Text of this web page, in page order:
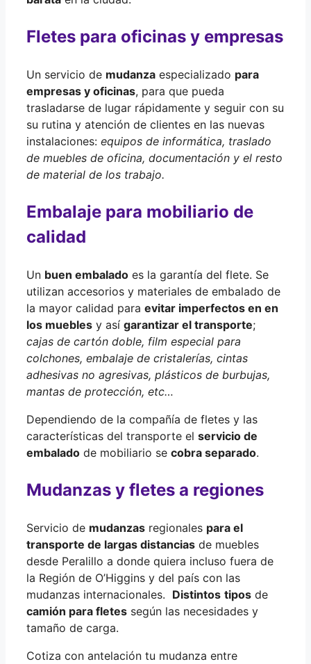
Fletes para oficinas y empresas
Un servicio de mudanza especializado para
empresas y oficinas, para que pueda
trasladarse de lugar rápidamente y seguir con su
su rutina y atención de clientes en las nuevas
instalaciones: equipos de informática, traslado
de muebles de oficina, documentación y el resto
de material de los trabajo.
Embalaje para mobiliario de
calidad
Un buen embalado es la garantía del flete. Se
utilizan accesorios y materiales de embalado de
la mayor calidad para evitar imperfectos en en
los muebles y así garantizar el transporte;
cajas de cartón doble, film especial para
colchones, embalaje de cristalerías, cintas
adhesivas no agresivas, plásticos de burbujas,
mantas de protección, etc…
Dependiendo de la compañía de fletes y las
características del transporte el servicio de
embalado de mobiliario se cobra separado.
Mudanzas y fletes a regiones
Servicio de mudanzas regionales para el
transporte de largas distancias de muebles
desde Peralillo a donde quiera incluso fuera de
la Región de O’Higgins y del país con las
mudanzas internacionales. Distintos tipos de
camión para fletes según las necesidades y
tamaño de carga.
Cotiza con antelación tu mudanza entre